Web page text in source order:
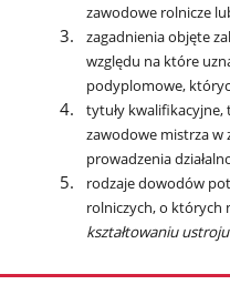
zawodowe rolnicze
zagadnienia objęte
względu na które
podyplomowe,
tytuły kwalifikacyjne,
zawodowe mistrza w
prowadzenia
rodzaje dowodów
rolniczych, o których
kształtowaniu